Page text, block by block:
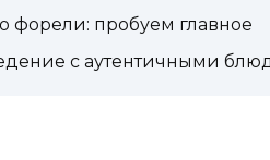
форели: пробуем главное
с аутентичными